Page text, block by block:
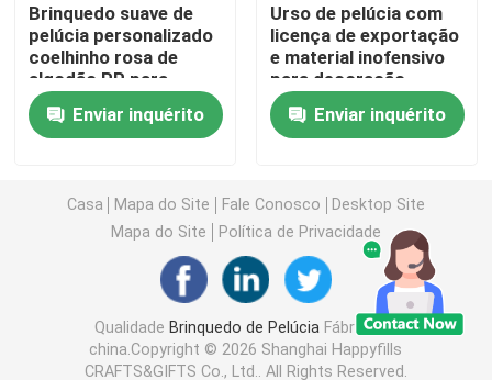
Brinquedo de pelúcia de desenho animado
A mascote encheu brinquedos
Consolador de bebê
Jogo de cama para bebê
Sapatos de bebê de pelúcia
Brinquedo suave de
pelúcia personalizado
coelhinho rosa de
algodão PP para
crianças brincando
Enviar inquérito
Urso de pelúcia com
licença de exportação
e material inofensivo
para decoração
doméstica
Enviar inquérito
Casa Mapa do Site Fale Conosco
Desktop Site
Mapa do Site
Política de Privacidade
Qualidade Brinquedo de Pelúcia Fábrica da
china.Copyright © 2026 Shanghai Happyfills
CRAFTS&GIFTS Co., Ltd.. All Rights Reserved.